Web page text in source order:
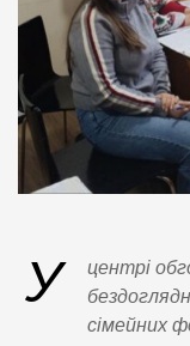
У
центрі
сімейних